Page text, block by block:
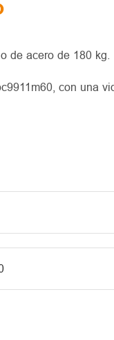
de acero de 180 kg.
con una